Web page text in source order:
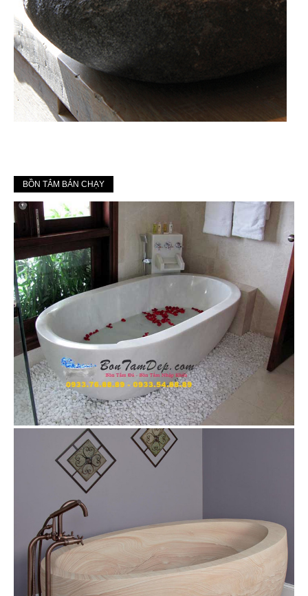
BỒN TẮM BÁN CHẠY